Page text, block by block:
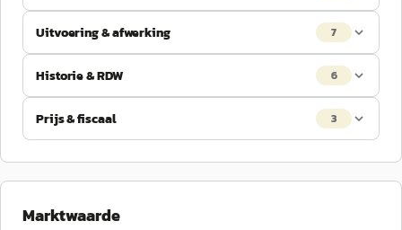
Uitvoering & afwerking 7
Historie & RDW 6
Prijs & fiscaal 3
Marktwaarde